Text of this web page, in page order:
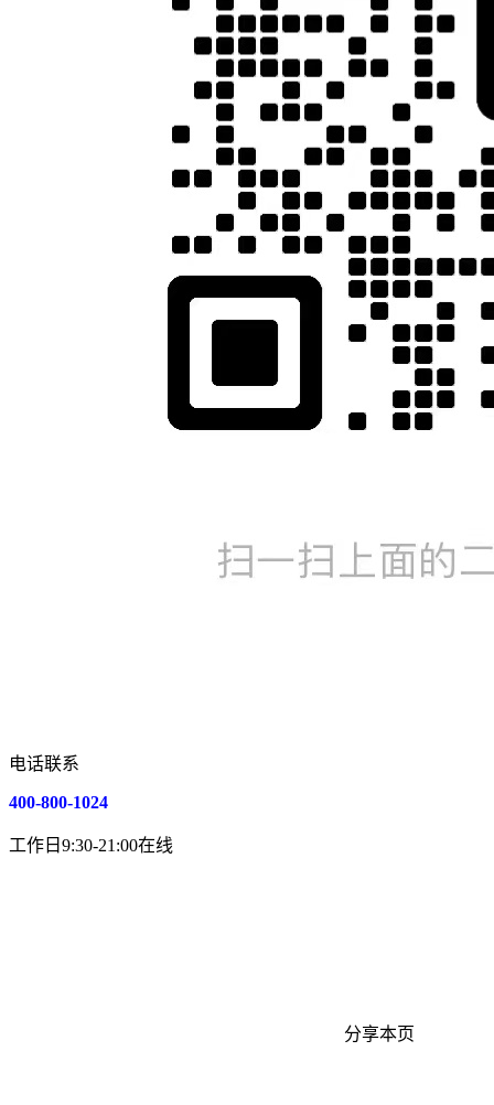
电话联系
400-800-1024
工作日9:30-21:00在线
分享本页